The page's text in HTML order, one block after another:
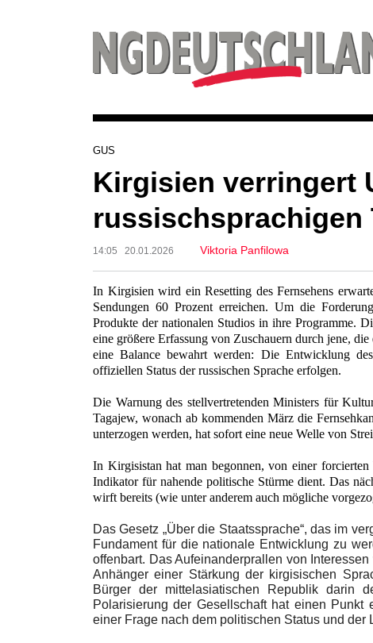
GUS
Kirgisien verringert
russischsprachigen
14:05 20.01.2026 Viktoria Panfilowa
In Kirgisien wird ein Resetting des Fernsehens
Sendungen 60 Prozent erreichen. Um die
Produkte der nationalen Studios in ihre Programme.
eine größere Erfassung von Zuschauern durch jene,
eine Balance bewahrt werden: Die Entwicklung
offiziellen Status der russischen Sprache erfolgen.
Die Warnung des stellvertretenden Ministers für
Tagajew, wonach ab kommenden März die
unterzogen werden, hat sofort eine neue Welle von
In Kirgisistan hat man begonnen, von einer
Indikator für nahende politische Stürme dient. Das
wirft bereits (wie unter anderem auch mögliche
Das Gesetz „Über die Staatssprache“, das im
Fundament für die nationale Entwicklung zu
offenbart. Das Aufeinanderprallen von
Anhänger einer Stärkung der kirgisischen
Bürger der mittelasiatischen Republik darin
Polarisierung der Gesellschaft hat einen Punkt
einer Frage nach dem politischen Status und der